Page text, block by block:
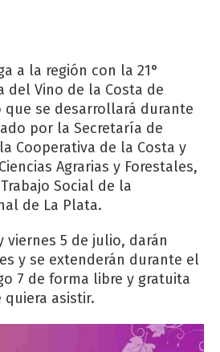
a la región con la 21°
del Vino de la Costa de
que se desarrollará durante
por la Secretaría de
Cooperativa de la Costa y
Agrarias y Forestales,
Social de la
de La Plata.
viernes 5 de julio, darán
y se extenderán durante el
7 de forma libre y gratuita
asistir.